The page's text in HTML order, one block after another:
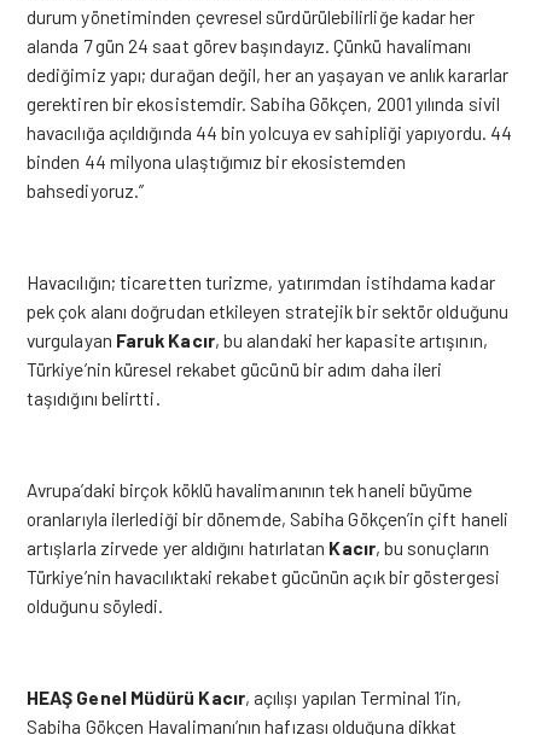
durum yönetiminden çevresel sürdürülebilirliğe kadar her
alanda 7 gün 24 saat görev başındayız. Çünkü havalimanı
dediğimiz yapı; durağan değil, her an yaşayan ve anlık kararlar
gerektiren bir ekosistemdir. Sabiha Gökçen, 2001 yılında sivil
havacılığa açıldığında 44 bin yolcuya ev sahipliği yapıyordu. 44
binden 44 milyona ulaştığımız bir ekosistemden
bahsediyoruz.”
Havacılığın; ticaretten turizme, yatırımdan istihdama kadar
pek çok alanı doğrudan etkileyen stratejik bir sektör olduğunu
vurgulayan Faruk Kacır, bu alandaki her kapasite artışının,
Türkiye’nin küresel rekabet gücünü bir adım daha ileri
taşıdığını belirtti.
Avrupa’daki birçok köklü havalimanının tek haneli büyüme
oranlarıyla ilerlediği bir dönemde, Sabiha Gökçen’in çift haneli
artışlarla zirvede yer aldığını hatırlatan Kacır, bu sonuçların
Türkiye’nin havacılıktaki rekabet gücünün açık bir göstergesi
olduğunu söyledi.
HEAŞ Genel Müdürü Kacır, açılışı yapılan Terminal 1’in,
Sabiha Gökçen Havalimanı’nın hafızası olduğuna dikkat